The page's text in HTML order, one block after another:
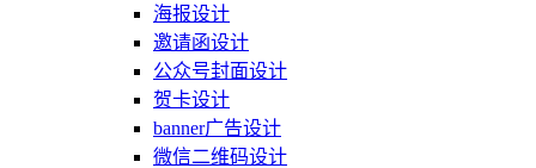
海报设计
邀请函设计
公众号封面设计
贺卡设计
banner广告设计
微信二维码设计